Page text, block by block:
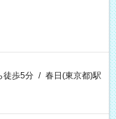
徒歩5分 / 春日(東京都)駅